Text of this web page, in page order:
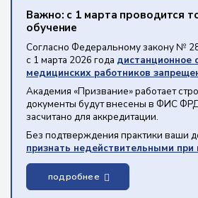
Важно: с 1 марта проводится
обучение
Согласно Федеральному закону №
с 1 марта 2026 года дистанционное
медицинских работников
Академия «Призвание» работает
документы будут внесены в ФИС
засчитано для аккредитации.
Без подтверждения практики ваши
признать недействительными при
подробнее